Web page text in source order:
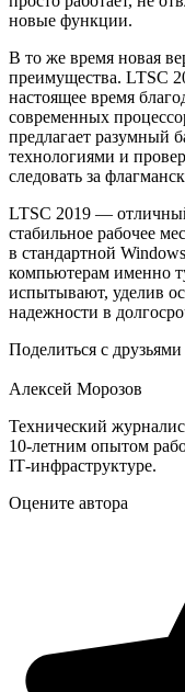
новые функции.
В то же время новая
преимущества. LTSC
настоящее время
современных
предлагает разумный
технологиями и
следовать за
LTSC 2019 —
стабильное рабочее
в стандартной
компьютерам именно
испытывают, уделив
надежности в
Поделиться с друзьями
Алексей Морозов
Технический
10‑летним опытом
IT‑инфраструктуре.
Оцените автора